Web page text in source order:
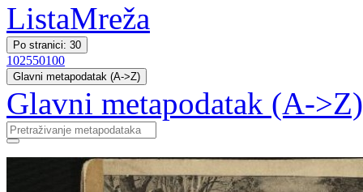
ListaMreža
Po stranici: 30
102550100
Glavni metapodatak (A->Z)
Glavni metapodatak (A->Z)